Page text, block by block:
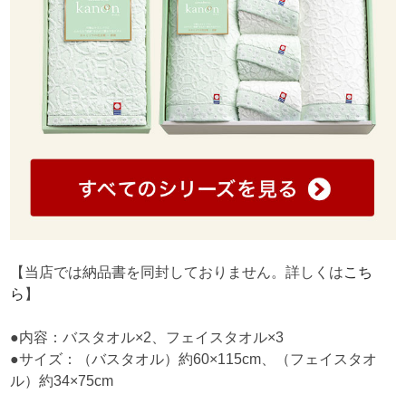
【当店では納品書を同封しておりません。詳しくはこち
ら 】
●内容：バスタオル×2、フェイスタオル×3
●サイズ：（バスタオル）約60×115cm、（フェイスタオ
ル）約34×75cm